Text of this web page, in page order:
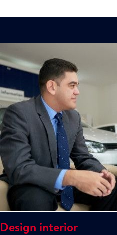
Design interior